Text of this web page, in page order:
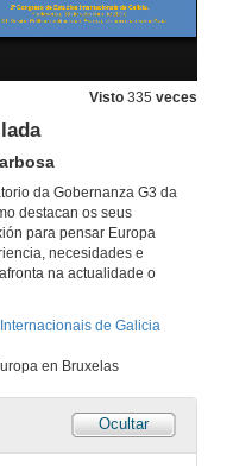
Visto 335 veces
da Gobernanza G3 da
destacan os seus
para pensar Europa
necesidades e
na actualidade o
de Galicia
en Bruxelas
Ocultar
Europeísmo
Conferenciante
Europeísmo
Europeísmo